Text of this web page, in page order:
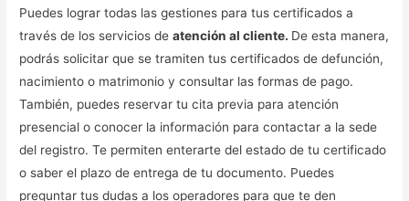
Puedes lograr todas las gestiones para tus certificados a
través de los servicios deatención al cliente. De esta manera,
podrás solicitar que se tramiten tus certificados de defunción,
nacimiento o matrimonio y consultar las formas de pago.
También, puedes reservar tu cita previa para atención
presencial o conocer la información para contactar a la sede
del registro. Te permiten enterarte del estado de tu certificado
o saber el plazo de entrega de tu documento. Puedes
preguntar tus dudas a los operadores para que te den